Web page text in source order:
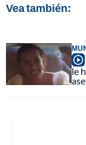
Vea también:
le